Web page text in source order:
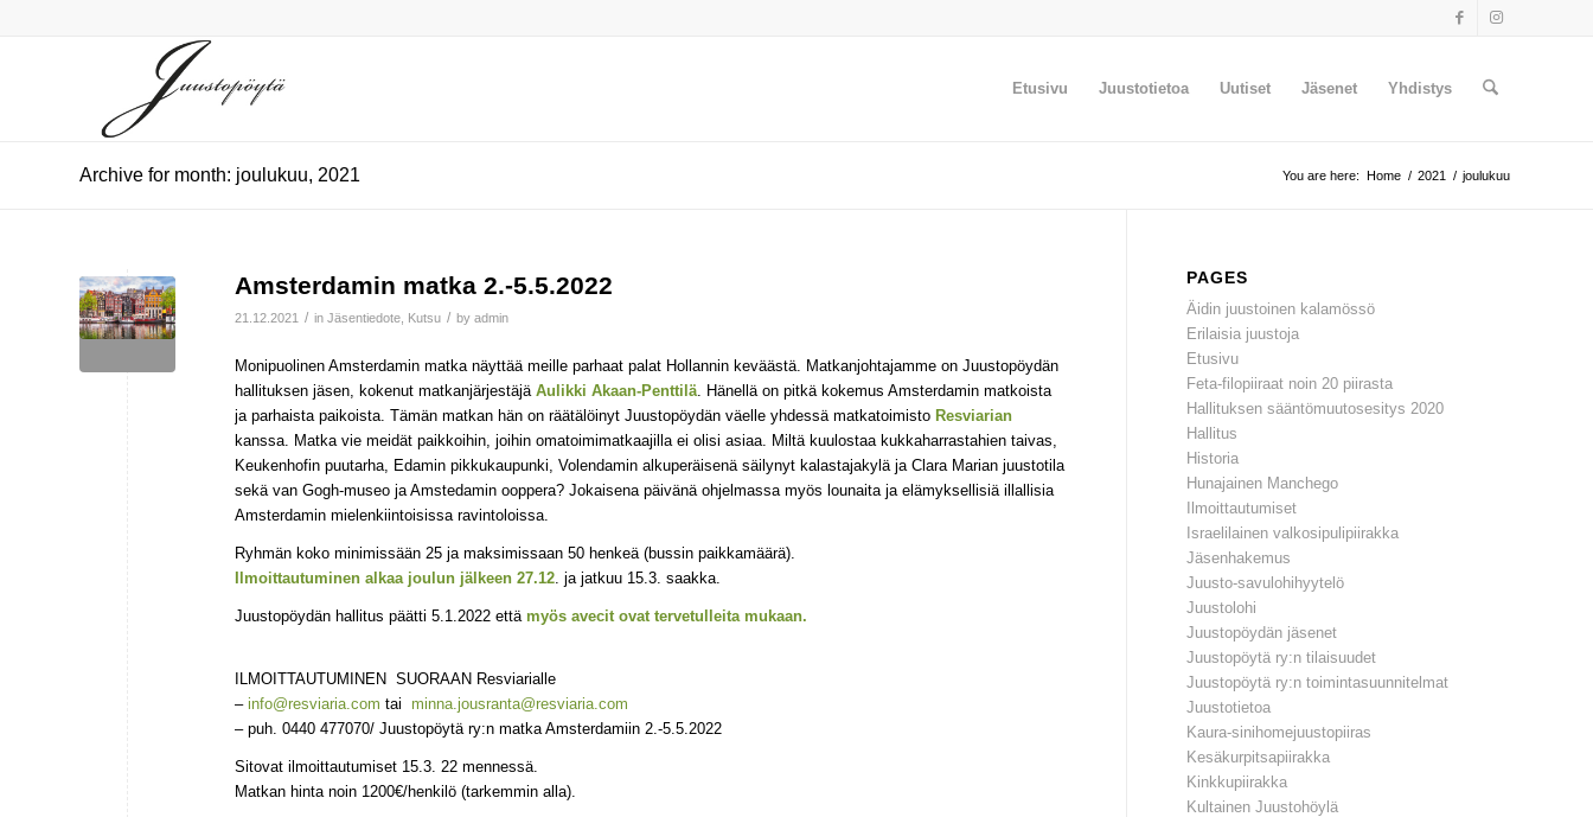
Etusivu Juustotietoa Uutiset Jäsenet Yhdistys
Archive for month: joulukuu, 2021 You are here: Home / 2021 / joulukuu
Amsterdamin matka 2.-5.5.2022
21.12.2021 / in Jäsentiedote Kutsu / by admin
Monipuolinen Amsterdamin matka näyttää meille parhaat palat Hollannin keväästä. Matkanjohtajamme on Juustopöydän
hallituksen jäsen, kokenut matkanjärjestäjä Aulikki Akaan-Penttilä. Hänellä on pitkä kokemus Amsterdamin matkoista
ja parhaista paikoista. Tämän matkan hän on räätälöinyt Juustopöydän väelle yhdessä matkatoimisto Resviarian
kanssa. Matka vie meidät paikkoihin, joihin omatoimimatkaajilla ei olisi asiaa. Miltä kuulostaa kukkaharrastahien taivas,
Keukenhofin puutarha, Edamin pikkukaupunki, Volendamin alkuperäisenä säilynyt kalastajakylä ja Clara Marian juustotila
sekä van Gogh-museo ja Amstedamin ooppera? Jokaisena päivänä ohjelmassa myös lounaita ja elämyksellisiä illallisia
Amsterdamin mielenkiintoisissa ravintoloissa.
Ryhmän koko minimissään 25 ja maksimissaan 50 henkeä (bussin paikkamäärä).
Ilmoittautuminen alkaa joulun jälkeen 27.12. ja jatkuu 15.3. saakka.
Juustopöydän hallitus päätti 5.1.2022 että myös avecit ovat tervetulleita mukaan.
ILMOITTAUTUMINEN SUORAAN Resviarialle
– info@resviaria.com tai minna.jousranta@resviaria.com
– puh. 0440 477070/ Juustopöytä ry:n matka Amsterdamiin 2.-5.5.2022
Sitovat ilmoittautumiset 15.3. 22 mennessä.
Matkan hinta noin 1200€/henkilö (tarkemmin alla).
PAGES
Äidin juustoinen kalamössö
Erilaisia juustoja
Etusivu
Feta-filopiiraat noin 20 piirasta
Hallituksen sääntömuutosesitys 2020
Hallitus
Historia
Hunajainen Manchego
Ilmoittautumiset
Israelilainen valkosipulipiirakka
Jäsenhakemus
Juusto-savulohihyytelö
Juustolohi
Juustopöydän jäsenet
Juustopöytä ry:n tilaisuudet
Juustopöytä ry:n toimintasuunnitelmat
Juustotietoa
Kaura-sinihomejuustopiiras
Kesäkurpitsapiirakka
Kinkkupiirakka
Kultainen Juustohöylä